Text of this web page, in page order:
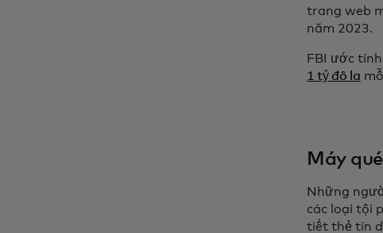
trang web
năm 2023.
FBI ước
1 tỷ đô la
Máy
Những
các loại tội
tiết thẻ tín